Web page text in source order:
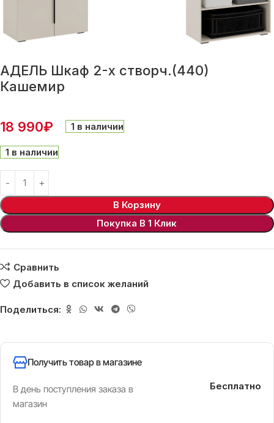
АДЕЛЬ Шкаф 2-х створч.(440)
Кашемир
18 990₽ 1 в наличии
1 в наличии
В Корзину
Покупка В 1 Клик
Сравнить
Добавить в список желаний
Поделиться:
Получить товар в магазине
В день поступления заказа в
магазин
Бесплатно